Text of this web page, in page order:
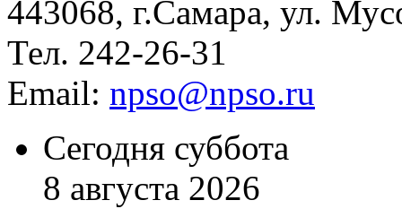
443068, г.Самара, ул.
Тел. 242-26-31
Email: npso@npso.ru
Сегодня суббота
8 августа 2026